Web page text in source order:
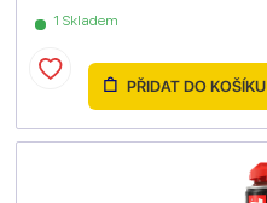
1 Skladem
PŘIDAT DO KOŠÍKU